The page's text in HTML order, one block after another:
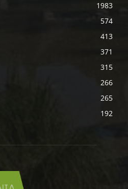
1983
574
413
371
315
266
265
192